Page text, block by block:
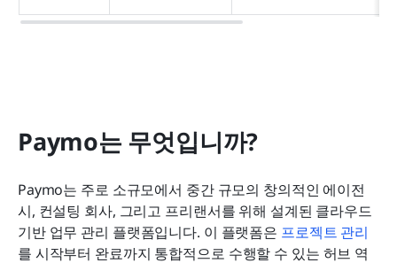
Paymo는 무엇입니까?
Paymo는 주로 소규모에서 중간 규모의 창의적인 에이전
시, 컨설팅 회사, 그리고 프리랜서를 위해 설계된 클라우드
기반 업무 관리 플랫폼입니다. 이 플랫폼은 프로젝트 관리
를 시작부터 완료까지 통합적으로 수행할 수 있는 허브 역